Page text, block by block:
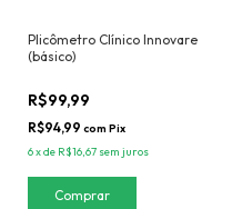
Plicômetro Clínico Innovare
(básico)
R$99,99
R$94,99 com Pix
6xde R$16,67 sem juros